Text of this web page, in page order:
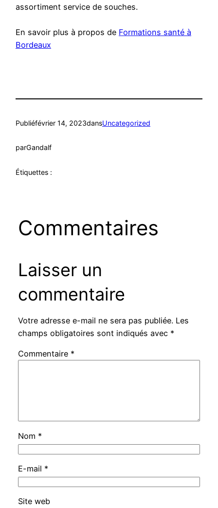
assortiment service de souches.
En savoir plus à propos de Formations santé à
Bordeaux
Publiéfévrier 14, 2023dansUncategorized
parGandalf
Étiquettes :
Commentaires
Laisser un
commentaire
Votre adresse e-mail ne sera pas publiée. Les
champs obligatoires sont indiqués avec *
Commentaire *
Nom *
E-mail *
Site web